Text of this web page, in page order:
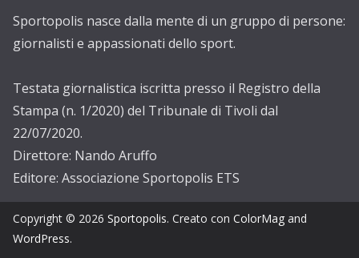
Sportopolis nasce dalla mente di un gruppo di persone:
giornalisti e appassionati dello sport.
Testata giornalistica iscritta presso il Registro della
Stampa (n. 1/2020) del Tribunale di Tivoli dal
22/07/2020.
Direttore: Nando Aruffo
Editore: Associazione Sportopolis ETS
Copyright © 2026 Sportopolis. Creato con ColorMag and
WordPress.